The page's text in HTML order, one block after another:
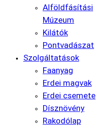
Alföldfásítási
Múzeum
Kilátók
Pontvadászat
Szolgáltatások
Faanyag
Erdei magvak
Erdei csemete
Dísznövény
Rakodólap